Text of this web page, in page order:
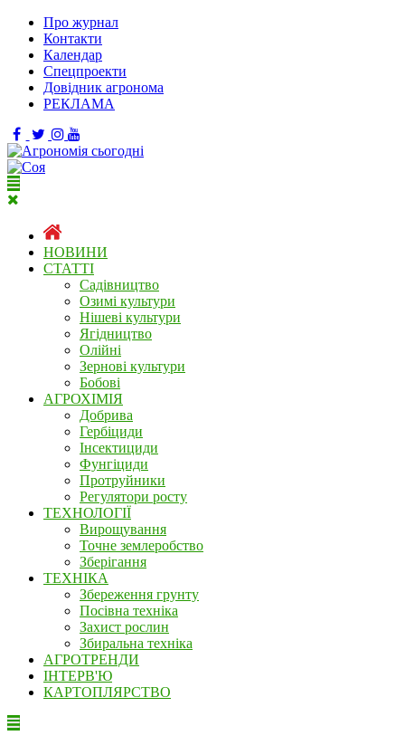
Про журнал
Контакти
Календар
Спецпроекти
Довідник агронома
РЕКЛАМА
НОВИНИ
СТАТТІ
Садівництво
Озимі культури
Нішеві культури
Ягідництво
Олійні
Зернові культури
Бобові
АГРОХІМІЯ
Добрива
Гербіциди
Інсектициди
Фунгіциди
Протруйники
Регулятори росту
ТЕХНОЛОГІЇ
Вирощування
Точне землеробство
Зберігання
ТЕХНІКА
Збереження грунту
Посівна техніка
Захист рослин
Збиральна техніка
АГРОТРЕНДИ
ІНТЕРВ'Ю
КАРТОПЛЯРСТВО